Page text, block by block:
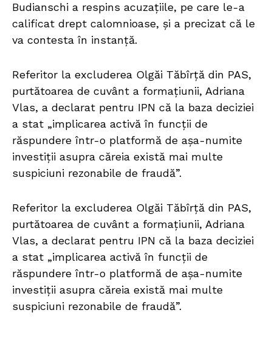
Budianschi a respins acuzațiile, pe care le-a
calificat drept calomnioase, și a precizat că le
va contesta în instanță.
Referitor la excluderea Olgăi Tăbîrță din PAS,
purtătoarea de cuvânt a formațiunii, Adriana
Vlas, a declarat pentru IPN că la baza deciziei
a stat „implicarea activă în funcții de
răspundere într-o platformă de așa-numite
investiții asupra căreia există mai multe
suspiciuni rezonabile de fraudă”.
Referitor la excluderea Olgăi Tăbîrță din PAS,
purtătoarea de cuvânt a formațiunii, Adriana
Vlas, a declarat pentru IPN că la baza deciziei
a stat „implicarea activă în funcții de
răspundere într-o platformă de așa-numite
investiții asupra căreia există mai multe
suspiciuni rezonabile de fraudă”.